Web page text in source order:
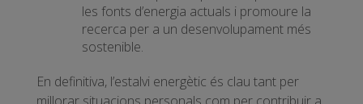
les fonts d’energia actuals i promoure la
recerca per a un desenvolupament més
sostenible.
En definitiva, l’estalvi energètic és clau tant per